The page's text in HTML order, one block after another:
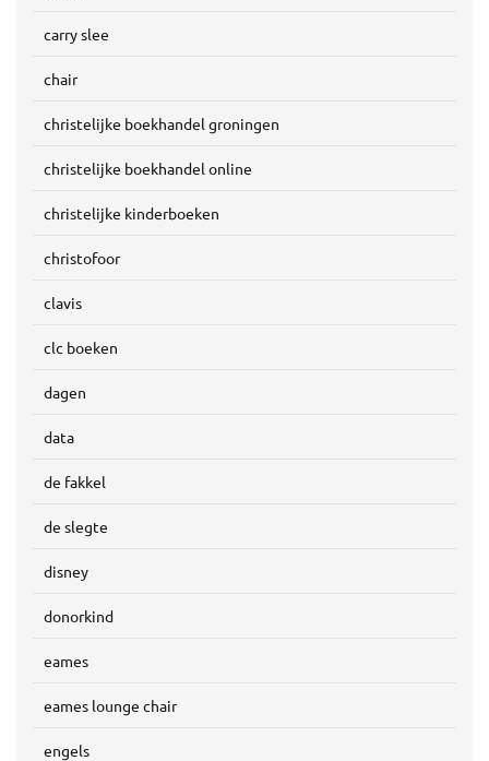
carry slee
chair
christelijke boekhandel groningen
christelijke boekhandel online
christelijke kinderboeken
christofoor
clavis
clc boeken
dagen
data
de fakkel
de slegte
disney
donorkind
eames
eames lounge chair
engels